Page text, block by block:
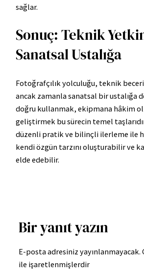
sağlar.
Sonuç: Teknik
Sanatsal Ustalığa
Fotoğrafçılık yolculuğu, teknik
ancak zamanla sanatsal bir ustalığa
doğru kullanmak, ekipmana hâkim
geliştirmek bu sürecin temel
düzenli pratik ve bilinçli ilerleme ile
kendi özgün tarzını oluşturabilir ve
elde edebilir.
Bir yanıt yazın
E-posta adresiniz yayınlanmayacak.
ile işaretlenmişlerdir